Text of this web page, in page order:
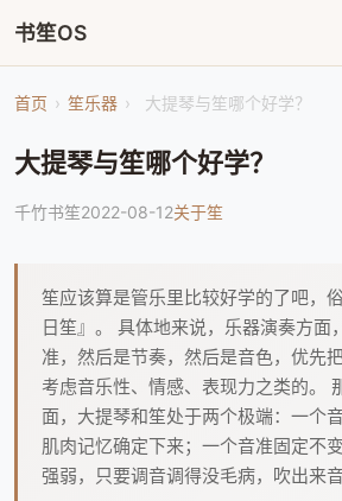
书笙OS
首页 › 笙乐器 › 大提琴与笙哪个好学？
大提琴与笙哪个好学？
千竹书笙2022-08-12关于笙
笙应该算是管乐里比较好学的了吧，
日笙』。 具体地来说，乐器演奏方面
准，然后是节奏，然后是音色，优先
考虑音乐性、情感、表现力之类的。
面，大提琴和笙处于两个极端：一个
肌肉记忆确定下来；一个音准固定不
强弱，只要调音调得没毛病，吹出来